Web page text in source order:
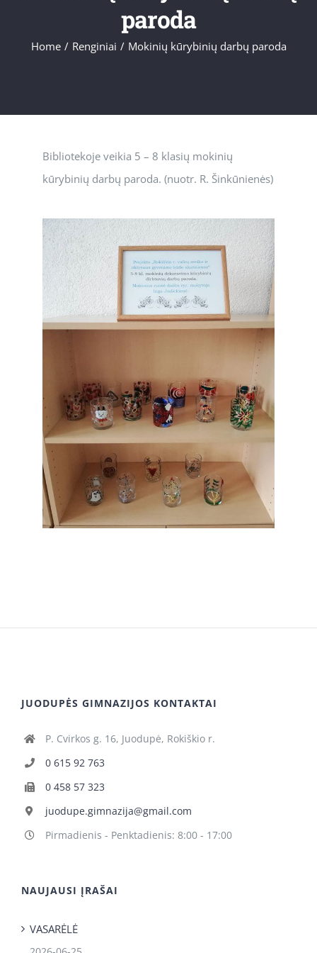
paroda
Home / Renginiai / Mokinių kūrybinių darbų paroda
Bibliotekoje veikia 5 – 8 klasių mokinių
kūrybinių darbų paroda. (nuotr. R. Šinkūnienės)
JUODUPĖS GIMNAZIJOS KONTAKTAI
P. Cvirkos g. 16, Juodupė, Rokiškio r.
0 615 92 763
0 458 57 323
juodupe.gimnazija@gmail.com
Pirmadienis - Penktadienis: 8:00 - 17:00
NAUJAUSI ĮRAŠAI
VASARĖLĖ